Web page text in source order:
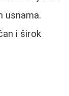
usnama.
i širok